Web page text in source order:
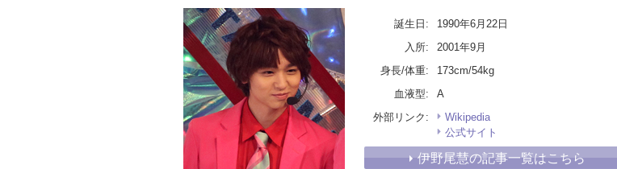
誕生日:
1990年6月22日
入所:
2001年9月
身長/体重:
173cm/54kg
血液型:
A
外部リンク:
Wikipedia
公式サイト
伊野尾慧の記事一覧はこちら